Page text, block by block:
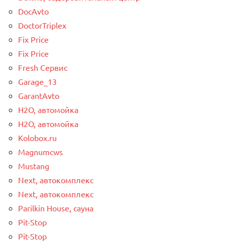
DocAvto
DoctorTriplex
Fix Price
Fix Price
Fresh Сервис
Garage_13
GarantAvto
H2O, автомойка
H2O, автомойка
Kolobox.ru
Magnumcws
Mustang
Next, автокомплекс
Next, автокомплекс
Parilkin House, сауна
Pit-Stop
Pit-Stop